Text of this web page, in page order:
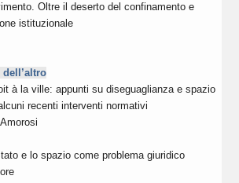
Oltre il deserto del confinamento e
istituzionale
à la ville: appunti su diseguaglianza e spazio
recenti interventi normativi
e lo spazio come problema giuridico